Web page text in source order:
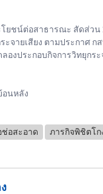
ยชน์ต่อสาธารณะ สัดส่วน
ะจายเสียง ตามประกาศ ก
องประกอบกิจการวิทยุกระ
อนหลัง
อสะอาด ภารกิจพิชิตโก